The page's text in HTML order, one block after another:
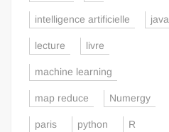
intelligence artificielle java
lecture livre
machine learning
map reduce Numergy
paris python R